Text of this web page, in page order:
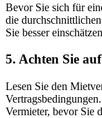
Bevor Sie sich für
die
Sie besser
5. Achten Sie
Lesen Sie den
Vermieter, bevor Sie